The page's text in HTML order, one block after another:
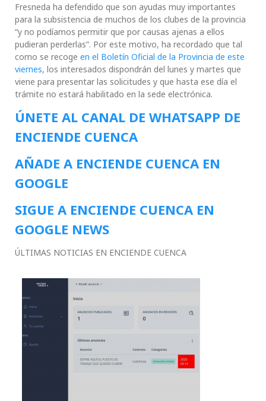
Fresneda ha defendido que son ayudas muy importantes
para la subsistencia de muchos de los clubes de la provincia
“y no podíamos permitir que por causas ajenas a ellos
pudieran perderlas”. Por este motivo, ha recordado que tal
como se recoge en el Boletín Oficial de la Provincia de este
viernes, los interesados dispondrán del lunes y martes que
viene para presentar las solicitudes y que hasta ese día el
trámite no estará habilitado en la sede electrónica.
ÚNETE AL CANAL DE WHATSAPP DE
ENCIENDE CUENCA
AÑADE A ENCIENDE CUENCA EN
GOOGLE
SIGUE A ENCIENDE CUENCA EN
GOOGLE NEWS
ÚLTIMAS NOTICIAS EN ENCIENDE CUENCA